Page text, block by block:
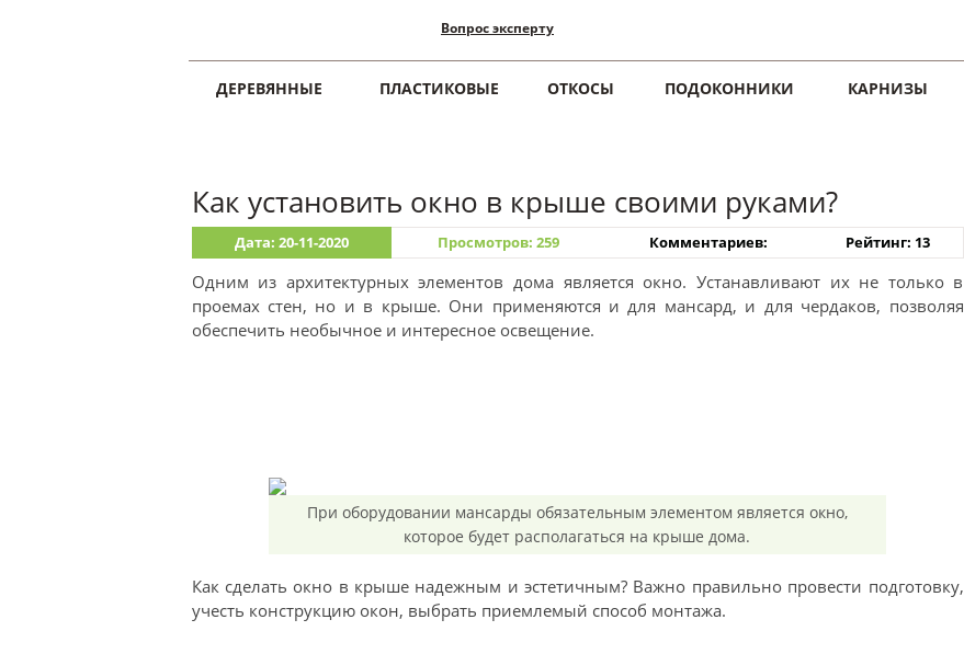
Вопрос эксперту
ДЕРЕВЯННЫЕ ПЛАСТИКОВЫЕ ОТКОСЫ ПОДОКОННИКИ КАРНИЗЫ
Как установить окно в крыше своими руками?
Дата: 20-11-2020 Просмотров: 259 Комментариев: Рейтинг: 13
Одним из архитектурных элементов дома является окно. Устанавливают их не только в
проемах стен, но и в крыше. Они применяются и для мансард, и для чердаков, позволяя
обеспечить необычное и интересное освещение.
При оборудовании мансарды обязательным элементом является окно,
которое будет располагаться на крыше дома.
Как сделать окно в крыше надежным и эстетичным? Важно правильно провести подготовку,
учесть конструкцию окон, выбрать приемлемый способ монтажа.